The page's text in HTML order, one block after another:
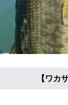
【ワカ